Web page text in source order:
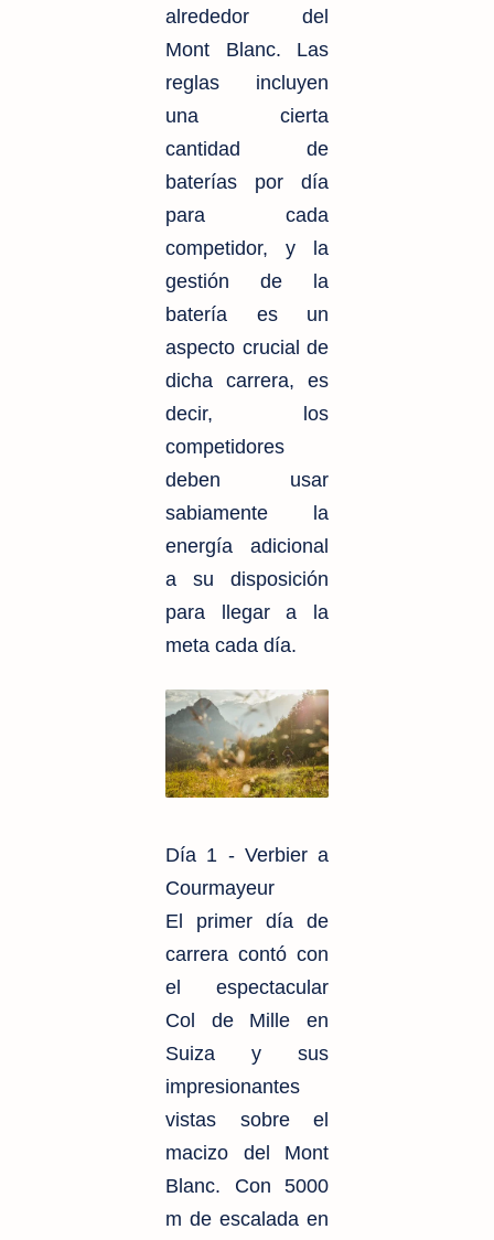
alrededor del
Mont Blanc. Las
reglas incluyen
una cierta
cantidad de
baterías por día
para cada
competidor, y la
gestión de la
batería es un
aspecto crucial de
dicha carrera, es
decir, los
competidores
deben usar
sabiamente la
energía adicional
a su disposición
para llegar a la
meta cada día.
Día 1 - Verbier a
Courmayeur
El primer día de
carrera contó con
el espectacular
Col de Mille en
Suiza y sus
impresionantes
vistas sobre el
macizo del Mont
Blanc. Con 5000
m de escalada en